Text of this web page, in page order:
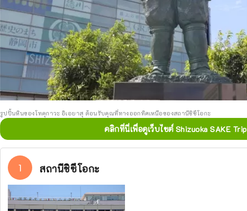
รูปปั้นหินของโทคุกาวะ อิเอยาสุ ต้อนรับคุณที่ทางออกทิศเหนือของสถานีชิซึโอกะ
คลิกที่นี่เพื่อดูเว็บไซต์ Shizuoka SAKE Trip
1 สถานีชิซึโอกะ